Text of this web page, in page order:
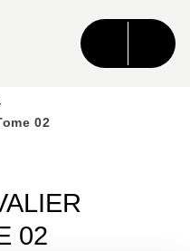
CONTENU
02
02